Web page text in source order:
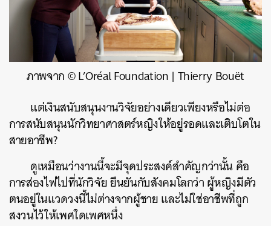
ภาพจาก © L’Oréal Foundation | Thierry Bouët
แต่เงินสนับสนุนงานวิจัยอย่างเดียวเพียงหรือไม่ต่อ
การสนับสนุนนักวิทยาศาสตร์หญิงให้อยู่รอดและเติบโตใน
สายอาชีพ?
ดูเหมือนว่างานนี้จะมีจุดประสงค์สำคัญกว่านั้น คือ
การส่องไฟไปที่นักวิจัย ยืนยันกับสังคมโลกว่า ผู้หญิงมีตัว
ตนอยู่ในแวดวงนี้ไม่ต่างจากผู้ชาย และไม่ใช่อาชีพที่ถูก
สงวนไว้ให้เพศใดเพศหนึ่ง